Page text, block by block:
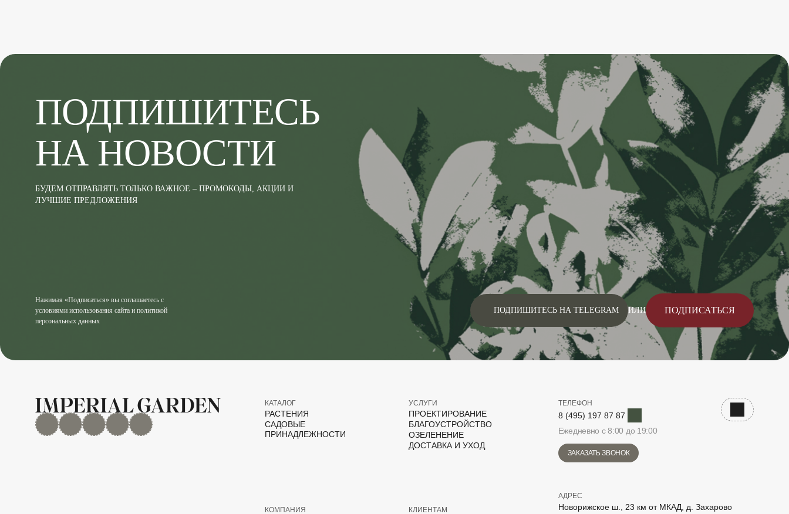
ПОДПИШИТЕСЬ
НА НОВОСТИ
БУДЕМ ОТПРАВЛЯТЬ ТОЛЬКО ВАЖНОЕ – ПРОМОКОДЫ, АКЦИИ И
ЛУЧШИЕ ПРЕДЛОЖЕНИЯ
Нажимая «Подписаться» вы соглашаетесь с
условиями использования сайта и политикой
персональных данных
ПОДПИШИТЕСЬ НА TELEGRAM ИЛИ ПОДПИСАТЬСЯ
MAX Дзен YouTuberutubeTelegram
КАТАЛОГ
РАСТЕНИЯ
САДОВЫЕ
ПРИНАДЛЕЖНОСТИ
УСЛУГИ
ПРОЕКТИРОВАНИЕ
БЛАГОУСТРОЙСТВО
ОЗЕЛЕНЕНИЕ
ДОСТАВКА И УХОД
КОМПАНИЯ КЛИЕНТАМ
АДРЕС
Новорижское ш., 23 км от МКАД, д. Захарово
ТЕЛЕФОН
8 (495) 197 87 87
Ежедневно с 8:00 до 19:00
ЗАКАЗАТЬ ЗВОНОК
Наверх